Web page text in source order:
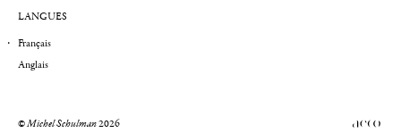
LANGUES
Français
Anglais
©Michel Schulman2026